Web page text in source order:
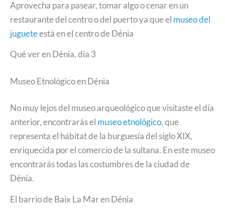
Aprovecha para pasear, tomar algo o cenar en un
restaurante del centro o del puerto ya que el museo del
jugueteestá en el centro de Dénia
Qué ver en Dénia, día 3
Museo Etnológico en Dénia
No muy lejos del museo arqueológico que visitaste el día
anterior, encontrarás el museo etnológico, que
representa el hábitat de la burguesía del siglo XIX,
enriquecida por el comercio de la sultana. En este museo
encontrarás todas las costumbres de la ciudad de
Dénia.
El barrio de Baix La Mar en Dénia